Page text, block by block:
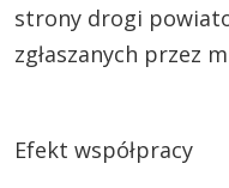
strony drogi
zgłaszanych przez
Efekt współpracy